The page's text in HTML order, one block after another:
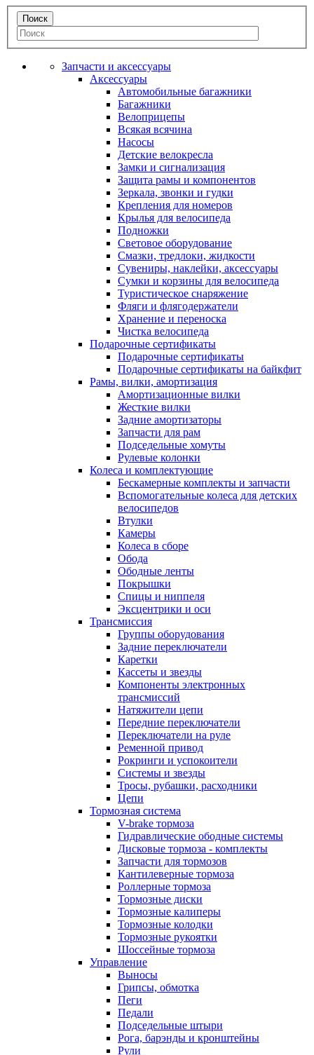
Запчасти и аксессуары
Аксессуары
Автомобильные багажники
Багажники
Велоприцепы
Всякая всячина
Насосы
Детские велокресла
Замки и сигнализация
Защита рамы и компонентов
Зеркала, звонки и гудки
Крепления для номеров
Крылья для велосипеда
Подножки
Световое оборудование
Смазки, тредлоки, жидкости
Сувениры, наклейки, аксессуары
Сумки и корзины для велосипеда
Туристическое снаряжение
Фляги и флягодержатели
Хранение и переноска
Чистка велосипеда
Подарочные сертификаты
Подарочные сертификаты
Подарочные сертификаты на байкфит
Рамы, вилки, амортизация
Амортизационные вилки
Жесткие вилки
Задние амортизаторы
Запчасти для рам
Подседельные хомуты
Рулевые колонки
Колеса и комплектующие
Бескамерные комплекты и запчасти
Вспомогательные колеса для детских
велосипедов
Втулки
Камеры
Колеса в сборе
Обода
Ободные ленты
Покрышки
Спицы и ниппеля
Эксцентрики и оси
Трансмиссия
Группы оборудования
Задние переключатели
Каретки
Кассеты и звезды
Компоненты электронных
трансмиссий
Натяжители цепи
Передние переключатели
Переключатели на руле
Ременной привод
Рокринги и успокоители
Системы и звезды
Тросы, рубашки, расходники
Цепи
Тормозная система
V-brake тормоза
Гидравлические ободные системы
Дисковые тормоза - комплекты
Запчасти для тормозов
Кантилеверные тормоза
Роллерные тормоза
Тормозные диски
Тормозные калиперы
Тормозные колодки
Тормозные рукоятки
Шоссейные тормоза
Управление
Выносы
Грипсы, обмотка
Пеги
Педали
Подседельные штыри
Рога, барэнды и кронштейны
Рули